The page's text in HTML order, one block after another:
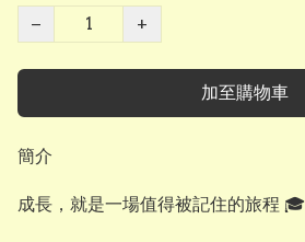
−
+
加至購物車
簡介
成長，就是一場值得被記住的旅程 🎓